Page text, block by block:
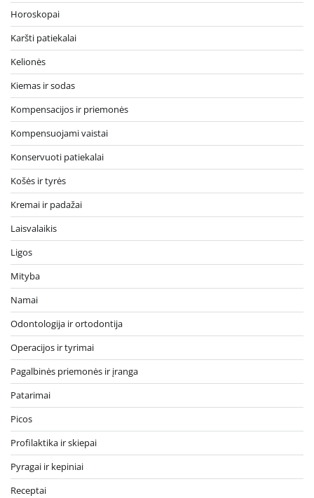
Horoskopai
Karšti patiekalai
Kelionės
Kiemas ir sodas
Kompensacijos ir priemonės
Kompensuojami vaistai
Konservuoti patiekalai
Košės ir tyrės
Kremai ir padažai
Laisvalaikis
Ligos
Mityba
Namai
Odontologija ir ortodontija
Operacijos ir tyrimai
Pagalbinės priemonės ir įranga
Patarimai
Picos
Profilaktika ir skiepai
Pyragai ir kepiniai
Receptai